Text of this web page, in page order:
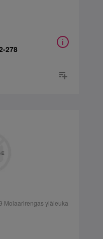
278
Molaarirengas yläleuka